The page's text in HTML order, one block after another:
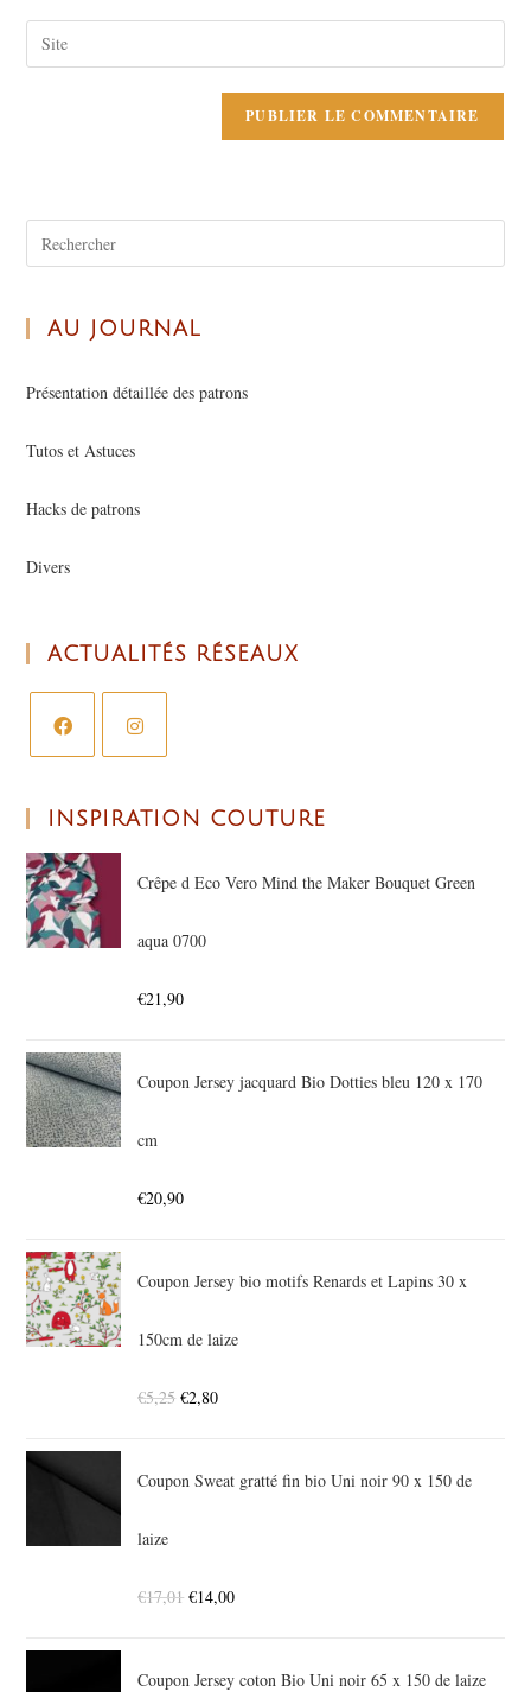
AU JOURNAL
Présentation détaillée des patrons
Tutos et Astuces
Hacks de patrons
Divers
ACTUALITÉS RÉSEAUX
INSPIRATION COUTURE
Crêpe d Eco Vero Mind the Maker Bouquet Green
aqua 0700
€21,90
Coupon Jersey jacquard Bio Dotties bleu 120 x 170
cm
€20,90
Coupon Jersey bio motifs Renards et Lapins 30 x
150cm de laize
€5,25 €2,80
Coupon Sweat gratté fin bio Uni noir 90 x 150 de
laize
€17,01 €14,00
Coupon Jersey coton Bio Uni noir 65 x 150 de laize